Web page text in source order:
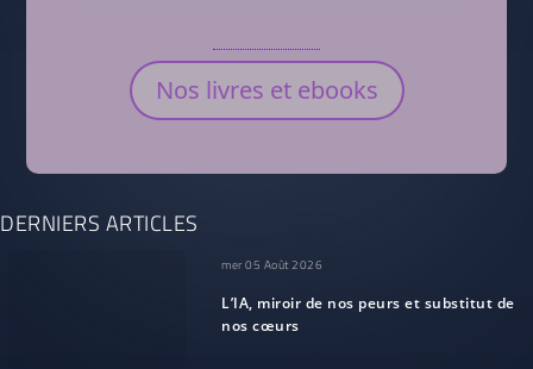
Nos livres et ebooks
DERNIERS ARTICLES
mer 05 Août 2026
L’IA, miroir de nos peurs et substitut de
nos cœurs